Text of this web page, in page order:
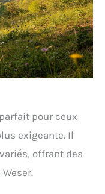
pour ceux
exigeante. Il
offrant des